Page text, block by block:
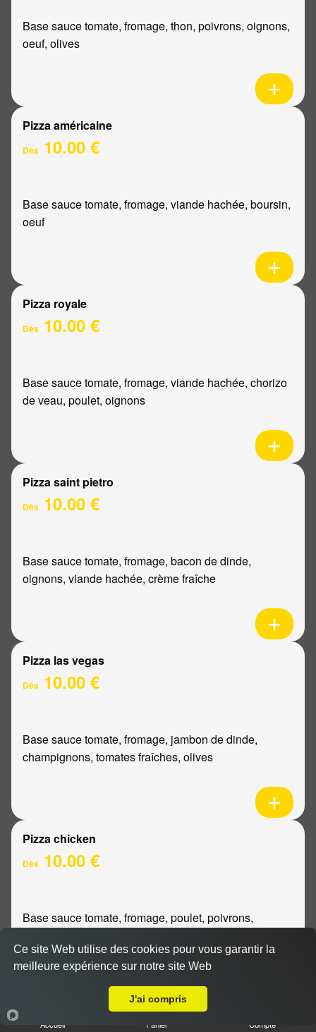
Base sauce tomate, fromage, thon, poivrons, oignons,
oeuf, olives
Pizza américaine
Dès 10.00 €
Base sauce tomate, fromage, viande hachée, boursin,
oeuf
Pizza royale
Dès 10.00 €
Base sauce tomate, fromage, viande hachée, chorizo
de veau, poulet, oignons
Pizza saint pietro
Dès 10.00 €
Base sauce tomate, fromage, bacon de dinde,
oignons, viande hachée, crème fraîche
Pizza las vegas
Dès 10.00 €
Base sauce tomate, fromage, jambon de dinde,
champignons, tomates fraîches, olives
Pizza chicken
Dès 10.00 €
Base sauce tomate, fromage, poulet, poivrons,
Pizza bourguignonne
Accueil Panier Compte
Ce site Web utilise des cookies pour vous garantir la
meilleure expérience sur notre site Web
J'ai compris